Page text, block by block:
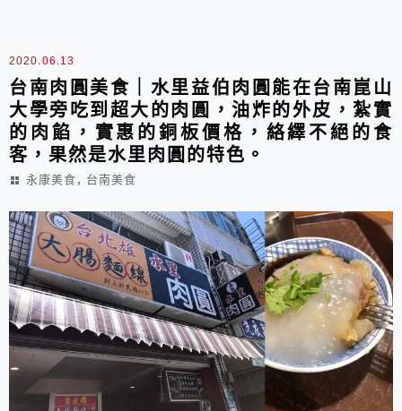
2020.06.13
台南肉圓美食｜水里益伯肉圓能在台南崑山
大學旁吃到超大的肉圓，油炸的外皮，紮實
的肉餡，實惠的銅板價格，絡繹不絕的食
客，果然是水里肉圓的特色。
永康美食 , 台南美食